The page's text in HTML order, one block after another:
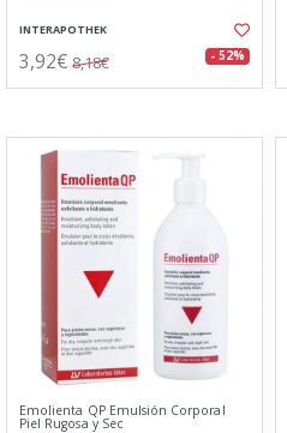
INTERAPOTHEK
3,92€ 8,18€ - 52%
Emolienta QP Emulsión Corporal
Piel Rugosa y Sec